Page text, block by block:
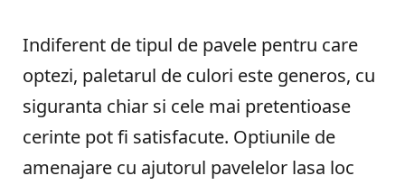
Indiferent de tipul de pavele pentru care
optezi, paletarul de culori este generos, cu
siguranta chiar si cele mai pretentioase
cerinte pot fi satisfacute. Optiunile de
amenajare cu ajutorul pavelelor lasa loc